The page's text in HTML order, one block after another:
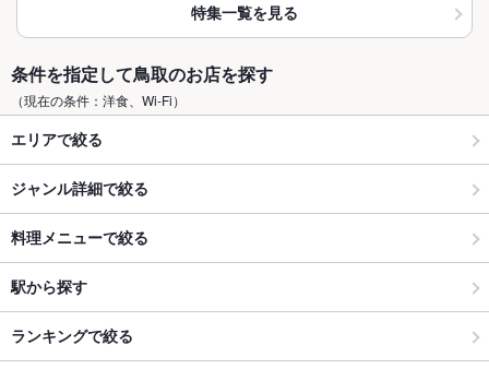
特集一覧を見る
条件を指定して鳥取のお店を探す
（現在の条件：洋食、Wi-Fi）
エリアで絞る
ジャンル詳細で絞る
料理メニューで絞る
駅から探す
ランキングで絞る